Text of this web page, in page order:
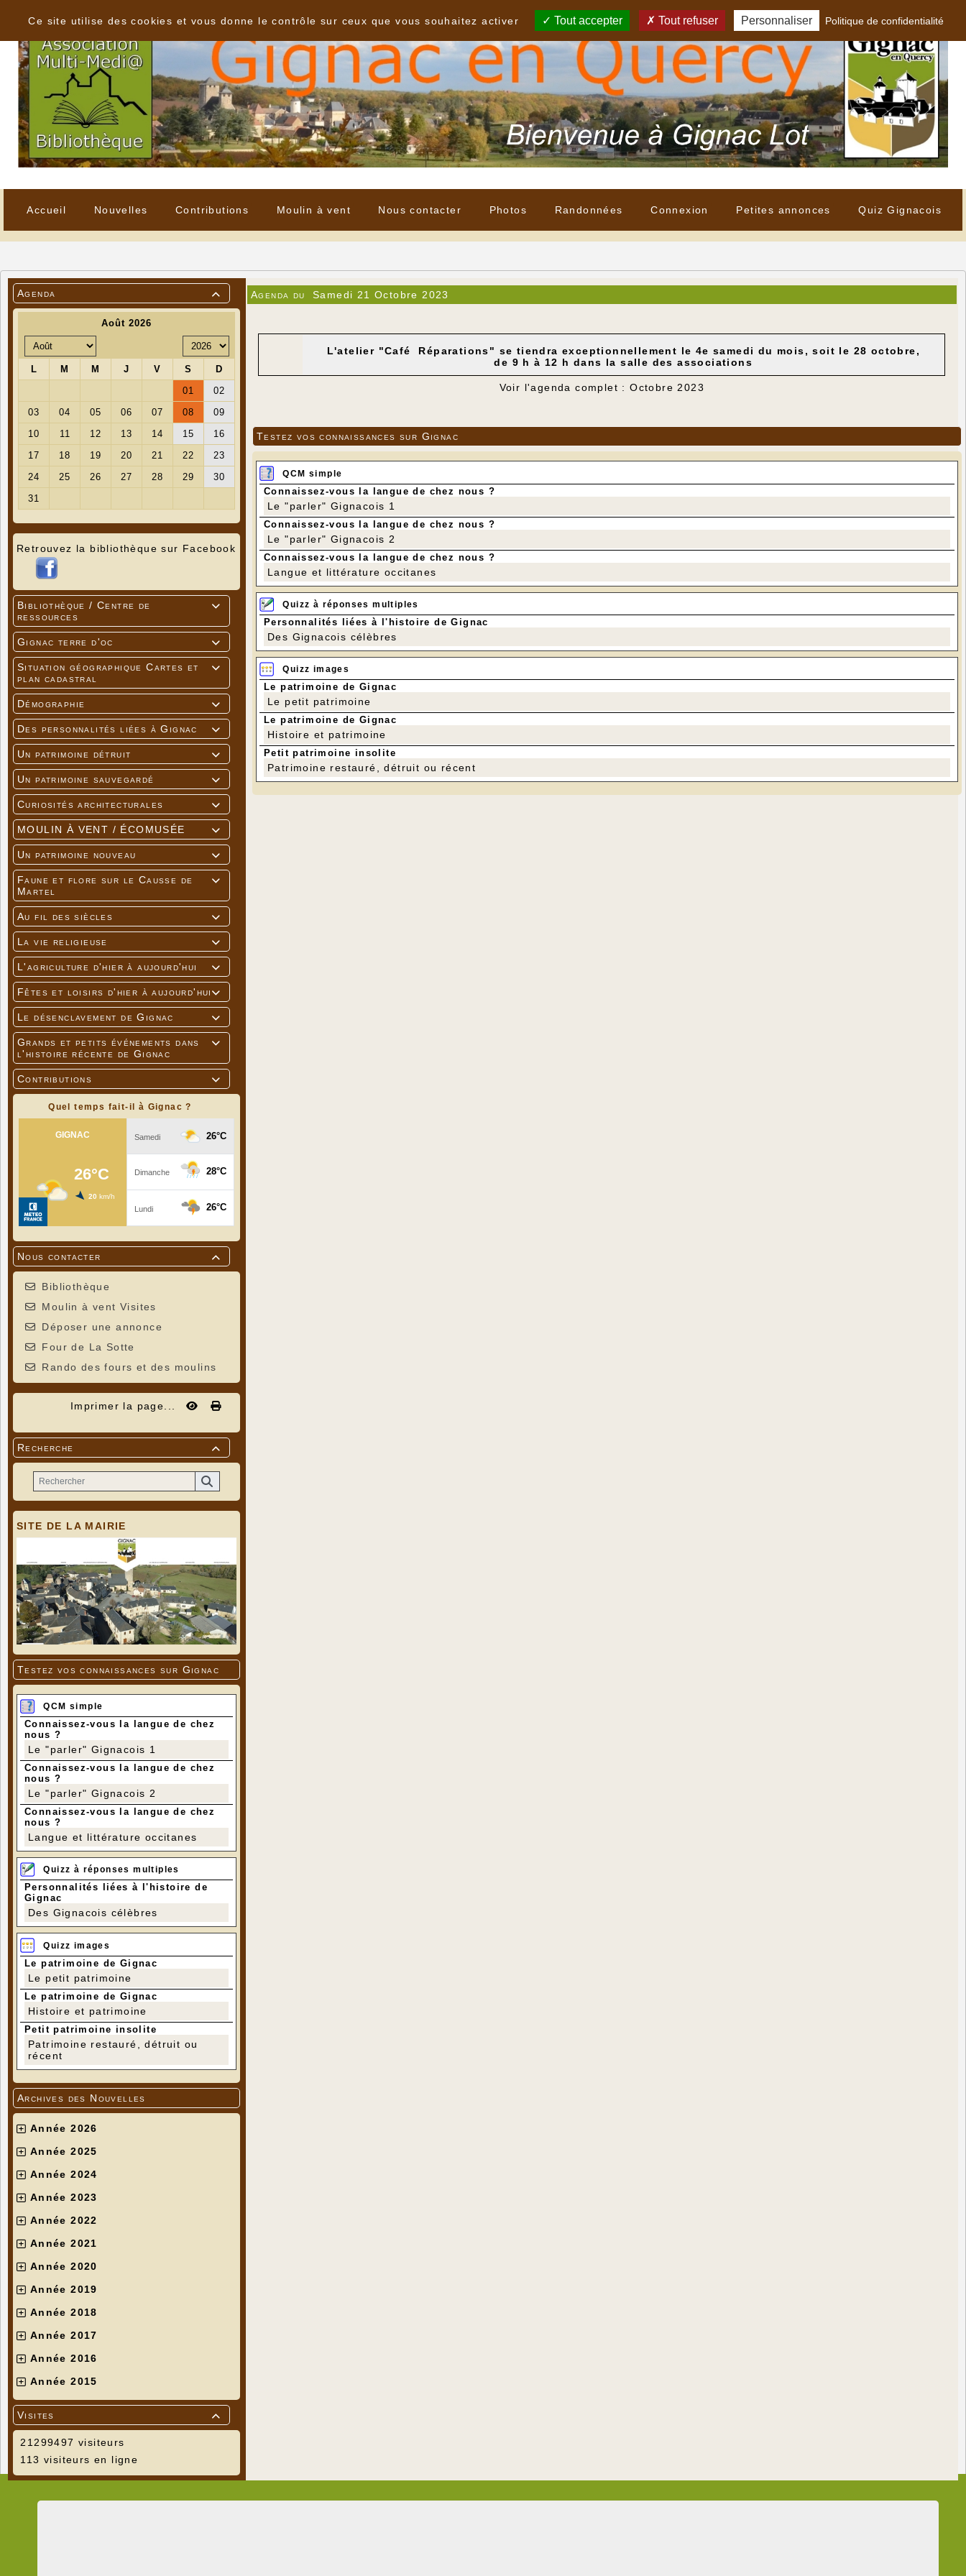
Accueil Nouvelles Contributions Moulin à vent Nous contacter Photos Randonnées Connexion Petites annonces Quiz Gignacois

Agenda
Retrouvez la bibliothèque sur Facebook

Bibliothèque / Centre de
ressources

Gignac terre d'oc

Situation géographique Cartes et
plan cadastral

Démographie

Des personnalités liées à Gignac

Un patrimoine détruit

Un patrimoine sauvegardé

Curiosités architecturales

MOULIN À VENT / ÉCOMUSÉE

Un patrimoine nouveau

Faune et flore sur le Causse de
Martel

Au fil des siècles

La vie religieuse

L'agriculture d'hier à aujourd'hui

Fêtes et loisirs d'hier à aujourd'hui

Le désenclavement de Gignac

Grands et petits événements dans
l'histoire récente de Gignac

Contributions
Quel temps fait-il à Gignac ?

Nous contacter
Bibliothèque
Moulin à vent Visites
Déposer une annonce
Four de La Sotte
Rando des fours et des moulins
Imprimer la page...

Recherche
SITE DE LA MAIRIE
Testez vos connaissances sur Gignac
QCM simple
Connaissez-vous la langue de chez
nous ?
Le "parler" Gignacois 1
Connaissez-vous la langue de chez
nous ?
Le "parler" Gignacois 2
Connaissez-vous la langue de chez
nous ?
Langue et littérature occitanes
Quizz à réponses multiples
Personnalités liées à l'histoire de
Gignac
Des Gignacois célèbres
Quizz images
Le patrimoine de Gignac
Le petit patrimoine
Le patrimoine de Gignac
Histoire et patrimoine
Petit patrimoine insolite
Patrimoine restauré, détruit ou
récent
Archives des Nouvelles
Année 2026
Année 2025
Année 2024
Année 2023
Année 2022
Année 2021
Année 2020
Année 2019
Année 2018
Année 2017
Année 2016
Année 2015

Visites
21299497 visiteurs
113 visiteurs en ligne
Agenda du Samedi 21 Octobre 2023
L'atelier "Café Réparations" se tiendra exceptionnellement le 4e samedi du mois, soit le 28 octobre,
de 9 h à 12 h dans la salle des associations
Voir l'agenda complet : Octobre 2023
Testez vos connaissances sur Gignac
QCM simple
Connaissez-vous la langue de chez nous ?
Le "parler" Gignacois 1
Connaissez-vous la langue de chez nous ?
Le "parler" Gignacois 2
Connaissez-vous la langue de chez nous ?
Langue et littérature occitanes
Quizz à réponses multiples
Personnalités liées à l'histoire de Gignac
Des Gignacois célèbres
Quizz images
Le patrimoine de Gignac
Le petit patrimoine
Le patrimoine de Gignac
Histoire et patrimoine
Petit patrimoine insolite
Patrimoine restauré, détruit ou récent
Ce site utilise des cookies et vous donne le contrôle sur ceux que vous souhaitez activer
Tout accepter Tout refuser Personnaliser Politique de confidentialité